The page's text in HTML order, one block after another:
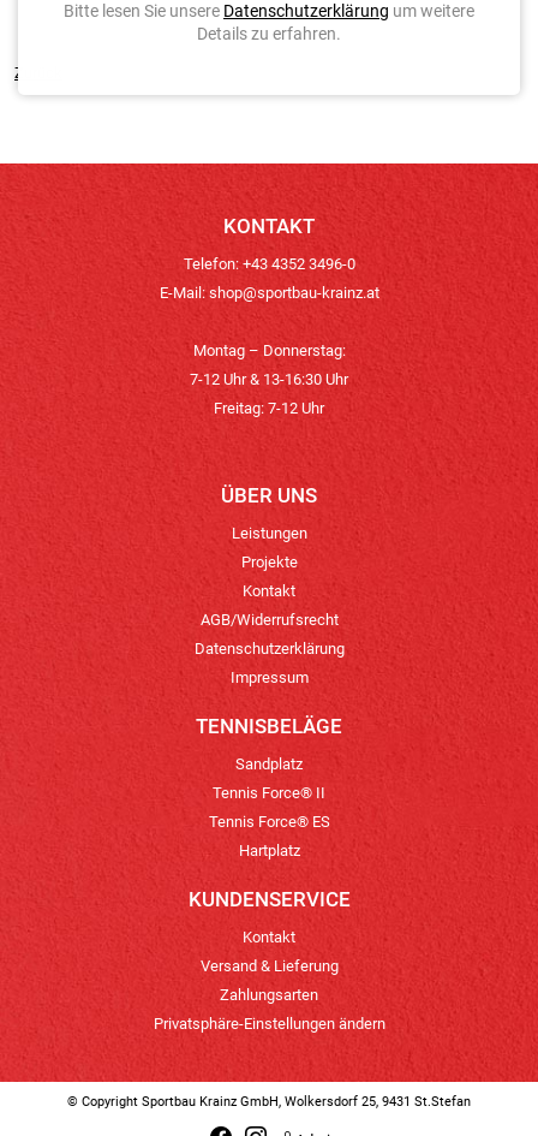
Zurück
KONTAKT
Telefon: +43 4352 3496-0
E-Mail:shop@sportbau-krainz.at
Montag – Donnerstag:
7-12 Uhr & 13-16:30 Uhr
Freitag: 7-12 Uhr
ÜBER UNS
Leistungen
Projekte
Kontakt
AGB/Widerrufsrecht
Datenschutzerklärung
Impressum
TENNISBELÄGE
Sandplatz
Tennis Force® II
Tennis Force® ES
Hartplatz
KUNDENSERVICE
Kontakt
Versand & Lieferung
Zahlungsarten
Privatsphäre-Einstellungen ändern
© Copyright Sportbau Krainz GmbH, Wolkersdorf 25, 9431 St.Stefan
Bitte lesen Sie unsere Datenschutzerklärung um weitere
Details zu erfahren.